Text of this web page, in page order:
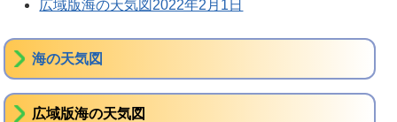
広域版海の天気図2022年2月1日
海の天気図
広域版海の天気図